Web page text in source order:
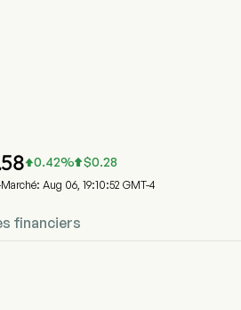
0.42% $0.28
Aug 06, 19:10:52 GMT-4
financiers